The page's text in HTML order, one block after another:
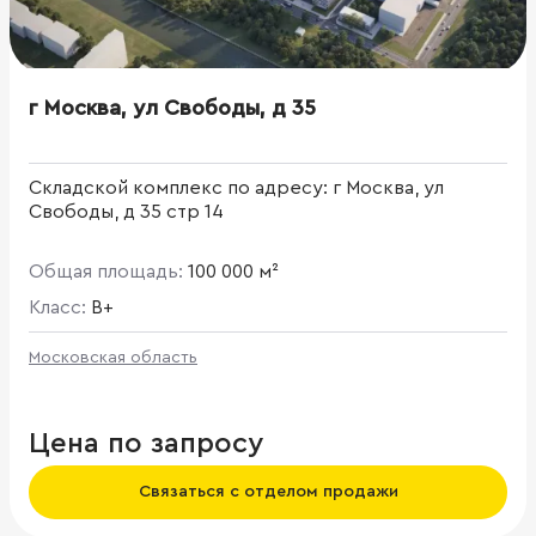
г Москва, ул Свободы, д 35
Складской комплекс по адресу: г Москва, ул
Свободы, д 35 стр 14
Общая площадь: 100 000 м²
Класс: B+
Московская область
Цена по запросу
Связаться с отделом продажи